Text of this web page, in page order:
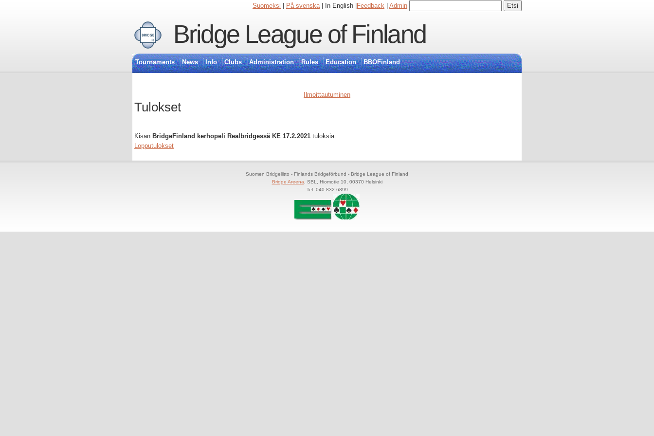
Suomeksi På svenska| In English | Feedback Admin
Bridge League of Finland
Tournaments News Info Clubs Administration Rules Education BBOFinland
Ilmoittautuminen
Tulokset
Kisan BridgeFinland kerhopeli Realbridgessä KE 17.2.2021 tuloksia:
Lopputulokset
Suomen Bridgeliitto - Finlands Bridgeförbund - Bridge League of Finland
Bridge Areena , SBL, Hiomotie 10, 00370 Helsinki
Tel. 040-832 6899